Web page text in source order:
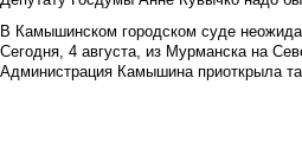
В Камышинском городском суде
Сегодня, 4 августа, из Мурманска на
Администрация Камышина приоткрыла